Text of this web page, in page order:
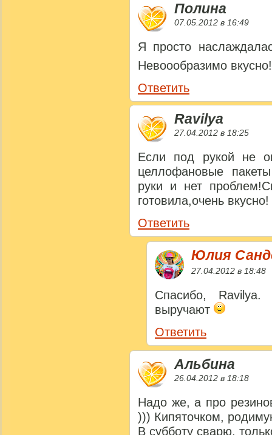
Полина
07.05.2012 в 16:49
Я просто
Невоообразимо
Ответить
Ravilya
27.04.2012 в 18:25
Если под рукой не
целлофановые
руки и нет
готовила,очень вкусно!
Ответить
Юлия
27.04.2012 в 18:48
Спасибо, Ravilya.
выручают
Ответить
Альбина
26.04.2012 в 18:18
Надо же, а про
))) Кипяточком,
В субботу сварю,